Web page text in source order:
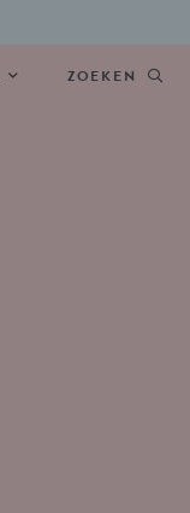
ZOEKEN